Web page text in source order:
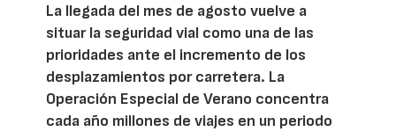
La llegada del mes de agosto vuelve a
situar la seguridad vial como una de las
prioridades ante el incremento de los
desplazamientos por carretera. La
Operación Especial de Verano concentra
cada año millones de viajes en un periodo